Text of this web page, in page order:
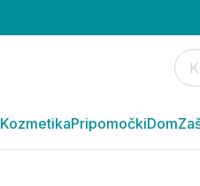
KozmetikaPripomočkiDom